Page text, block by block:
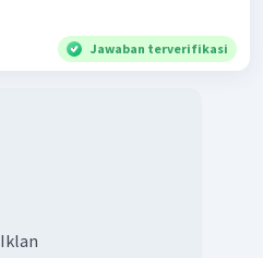
Jawaban terverifikasi
Iklan